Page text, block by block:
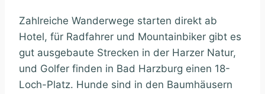
Zahlreiche Wanderwege starten direkt ab
Hotel, für Radfahrer und Mountainbiker gibt es
gut ausgebaute Strecken in der Harzer Natur,
und Golfer finden in Bad Harzburg einen 18-
Loch-Platz. Hunde sind in den Baumhäusern